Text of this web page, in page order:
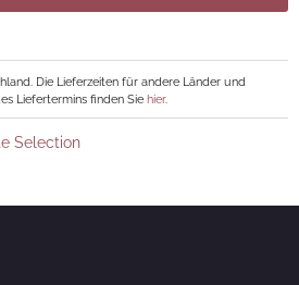
Die Lieferzeiten für andere Länder und
Liefertermins finden Sie hier.
Selection